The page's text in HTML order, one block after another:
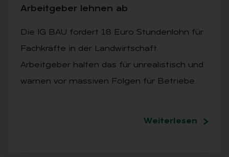
Ar­beit­ge­ber leh­nen ab
Die IG BAU fordert 18 Euro Stundenlohn für
Fachkräfte in der Landwirtschaft.
Arbeitgeber halten das für unrealistisch und
warnen vor massiven Folgen für Betriebe.
Weiterlesen